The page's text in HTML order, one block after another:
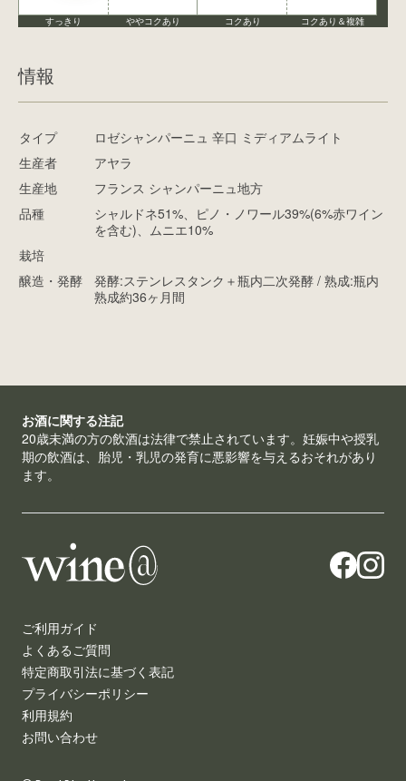
すっきり ややコクあり コクあり コクあり＆複雑
情報
タイプ
ロゼシャンパーニュ 辛口 ミディアムライト
生産者
アヤラ
生産地
フランス シャンパーニュ地方
品種
シャルドネ51%、ピノ・ノワール39%(6%赤ワイン
を含む)、ムニエ10%
栽培
醸造・発酵
発酵:ステンレスタンク＋瓶内二次発酵 / 熟成:瓶内
熟成約36ヶ月間
お酒に関する注記
20歳未満の方の飲酒は法律で禁止されています。妊娠中や授乳
期の飲酒は、胎児・乳児の発育に悪影響を与えるおそれがあり
ます。
ご利用ガイド
よくあるご質問
特定商取引法に基づく表記
プライバシーポリシー
利用規約
お問い合わせ